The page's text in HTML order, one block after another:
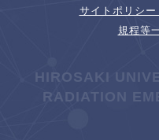
サイトポリシ
規程等
HIROSAKI
RADIATION